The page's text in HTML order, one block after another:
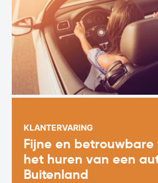
KLANTERVARING
Fijne en
het huren van een
Buitenland